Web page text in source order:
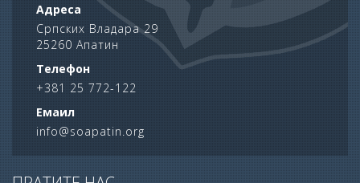
10.07.2026.
ПОНОС АПАТИНА: НА ДАН НАУКЕ НАГРАЂЕНИ
НАЈУСПЕШНИЈИ УЧЕНИЦИ ОПШТИНЕ
62. АПАТИНСКЕ РИБАРСКЕ ВЕЧЕРИ ОПРАВДАЛЕ
РЕПУТАЦИЈУ ЈЕДНЕ ОД НАЈЛЕПШИХ ЛЕТЊИХ
Адреса
Српских Владара 29
25260 Апатин
Телефон
+381 25 772-122
Емаил
info@soapatin.org